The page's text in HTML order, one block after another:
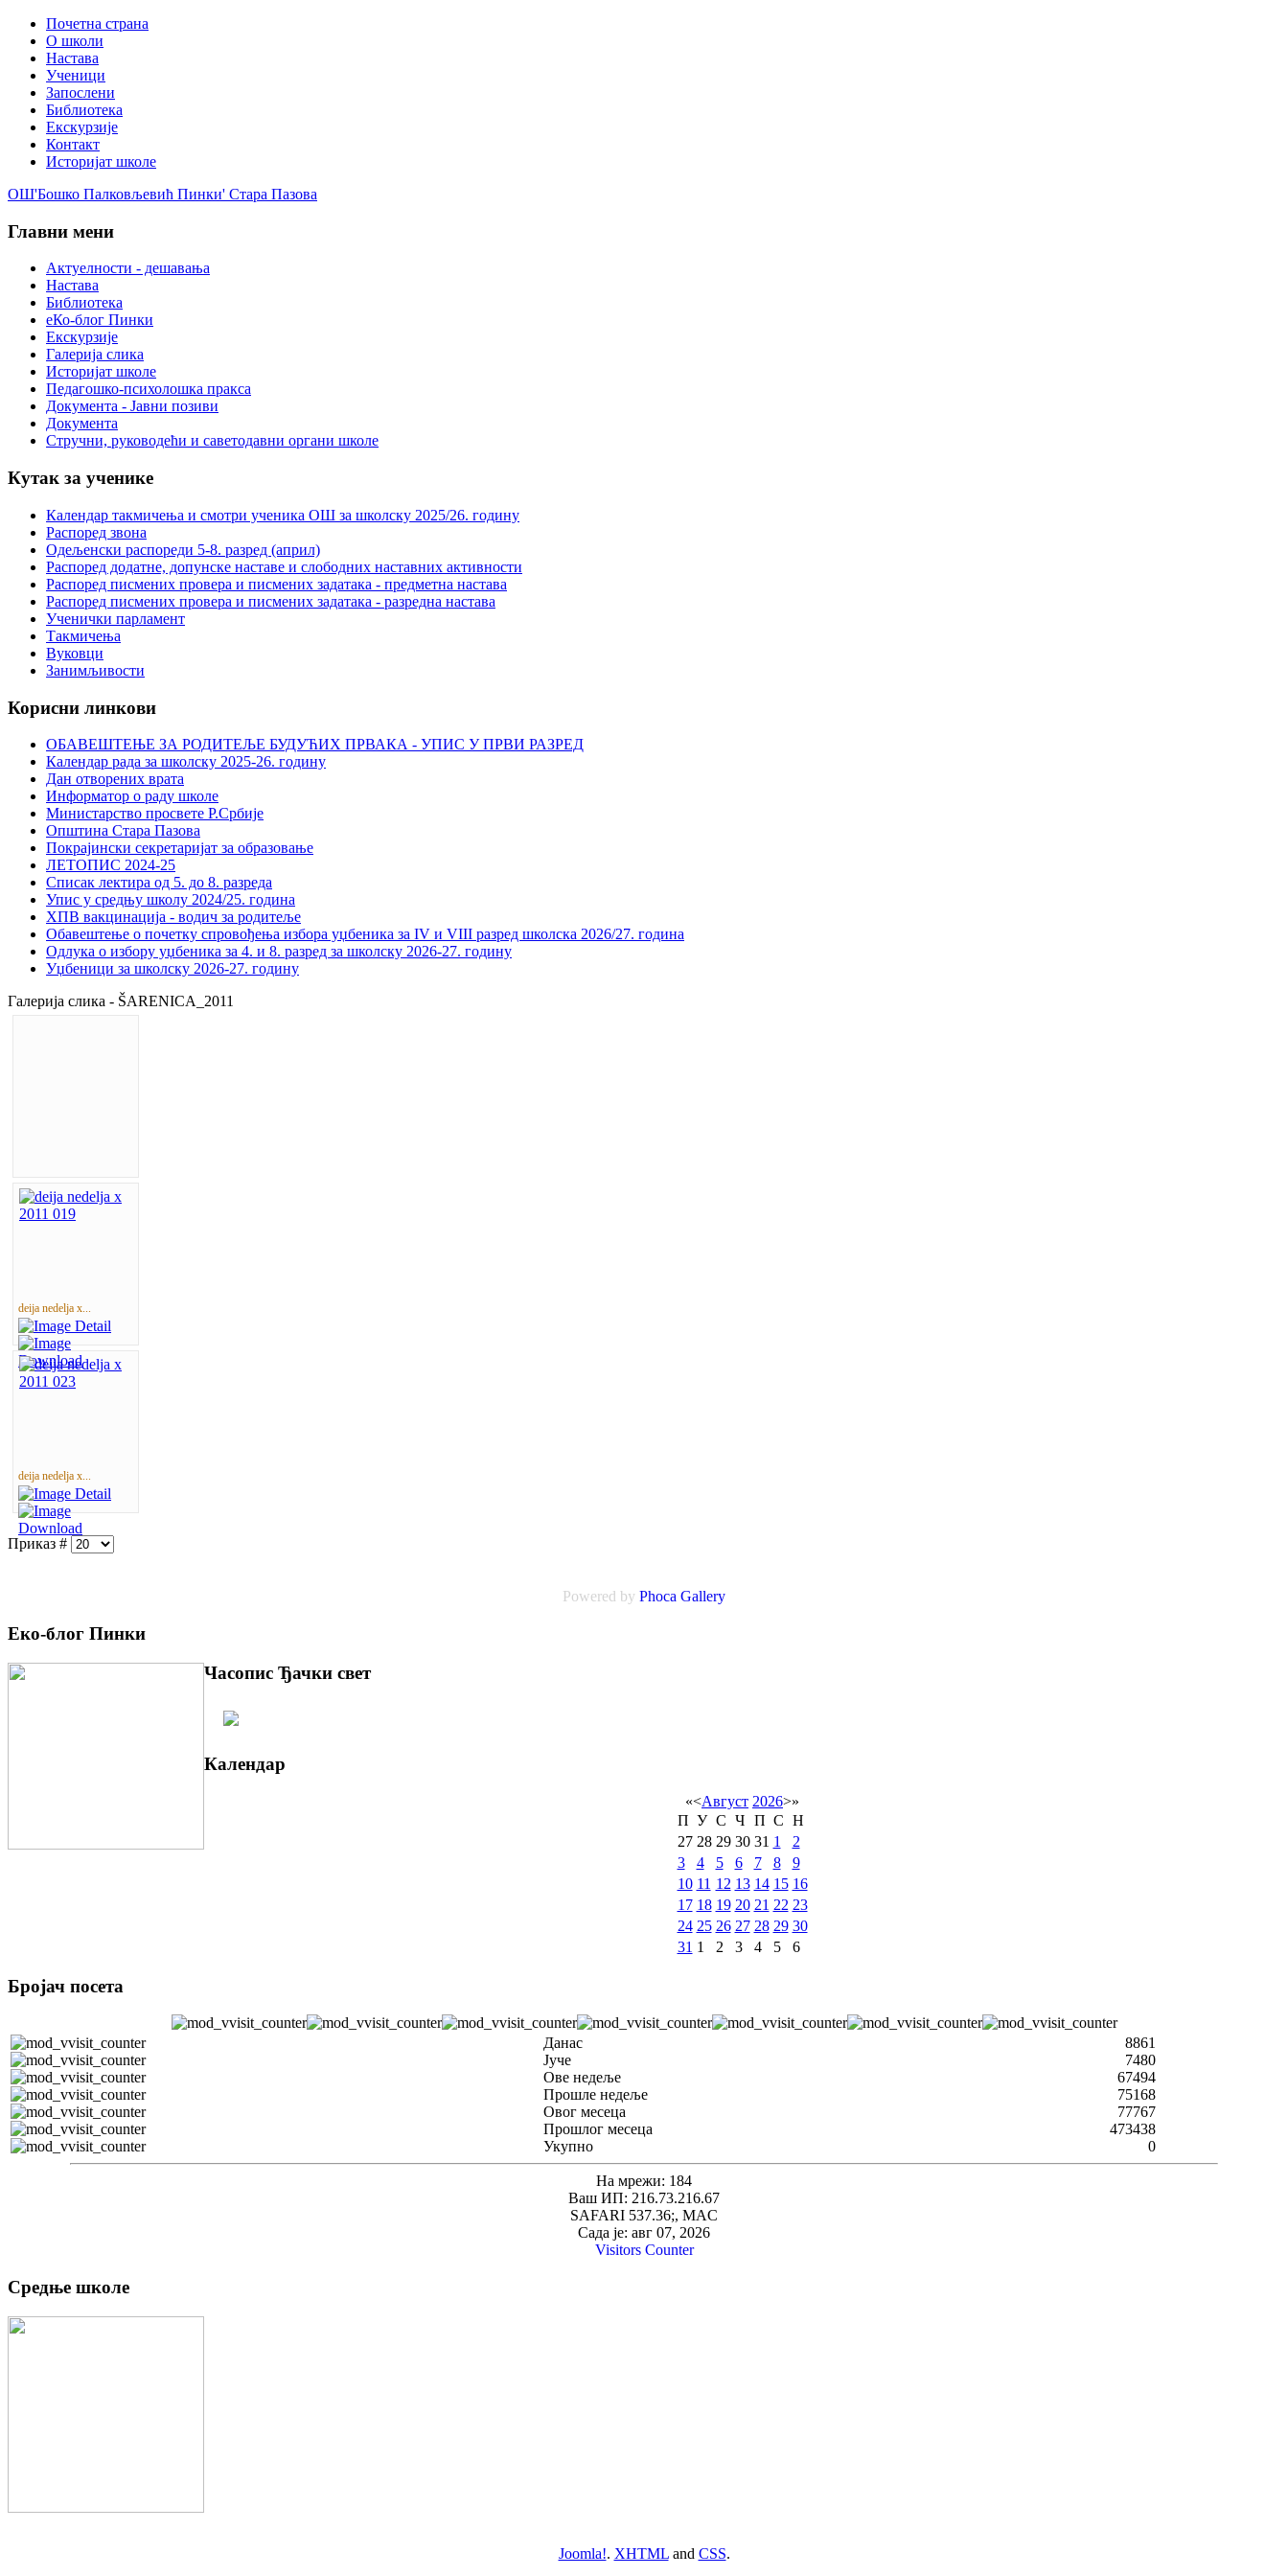
Почетна страна
О школи
Настава
Ученици
Запослени
Библиотека
Екскурзије
Контакт
Историјат школе
ОШ'Бошко Палковљевић Пинки' Стара Пазова
Главни мени
Актуелности - дешавања
Настава
Библиотека
еКо-блог Пинки
Екскурзије
Галерија слика
Историјат школе
Педагошко-психолошка пракса
Документа - Јавни позиви
Документа
Стручни, руководећи и саветодавни органи школе
Кутак за ученике
Календар такмичења и смотри ученика ОШ за школску 2025/26. годину
Распоред звона
Одељенски распореди 5-8. разред (април)
Распоред додатне, допунске наставе и слободних наставних активности
Распоред писмених провера и писмених задатака - предметна настава
Распоред писмених провера и писмених задатака - разредна настава
Ученички парламент
Такмичења
Вуковци
Занимљивости
Корисни линкови
ОБАВЕШТЕЊЕ ЗА РОДИТЕЉЕ БУДУЋИХ ПРВАКА - УПИС У ПРВИ РАЗРЕД
Календар рада за школску 2025-26. годину
Дан отворених врата
Информатор о раду школе
Министарство просвете Р.Србије
Општина Стара Пазова
Покрајински секретаријат за образовање
ЛЕТОПИС 2024-25
Списак лектира од 5. до 8. разреда
Упис у средњу школу 2024/25. година
ХПВ вакцинација - водич за родитеље
Обавештење о почетку спровођења избора уџбеника за IV и VIII разред школска 2026/27. година
Одлука о избору уџбеника за 4. и 8. разред за школску 2026-27. годину
Уџбеници за школску 2026-27. годину
Галерија слика - ŠARENICA_2011
deija nedelja x...
deija nedelja x...
Приказ #
Powered by Phoca Gallery
Еко-блог Пинки
Часопис Ђачки свет
Календар
«<Август 2026>»
П У С Ч П С Н
27 28 29 30 31 1
2
3
4 5 6 7 8
9
10 11 12 13 14 15 16
17 18 19 20 21 22 23
24 25 26 27 28 29 30
31 1 2 3 4 5 6
Бројач посета
Данас
8861
Јуче
7480
Ове недеље
67494
Прошле недеље
75168
Овог месеца
77767
Прошлог месеца
473438
Укупно
0
На мрежи: 184
Ваш ИП: 216.73.216.67
SAFARI 537.36;, MAC
Сада је: авг 07, 2026
Visitors Counter
Средње школе
Joomla!. XHTMLand CSS.